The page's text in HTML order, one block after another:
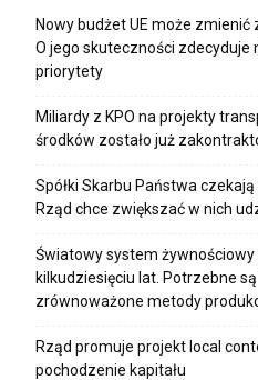
Nowy budżet UE może
O jego skuteczności zdecyduje
priorytety
Miliardy z KPO na projekty
środków zostało już
Spółki Skarbu Państwa
Rząd chce zwiększać w nich
Światowy system żywnościowy
kilkudziesięciu lat. Potrzebne
zrównoważone metody
Rząd promuje projekt local
pochodzenie kapitału